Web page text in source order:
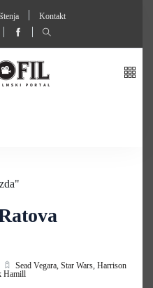
Kontakt
Sead Vegara, Star Wars, Harrison
Hamill